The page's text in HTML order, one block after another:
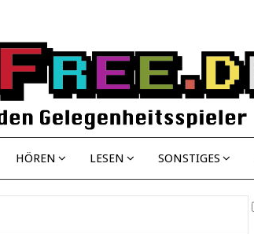
HÖREN LESEN SONSTIGES